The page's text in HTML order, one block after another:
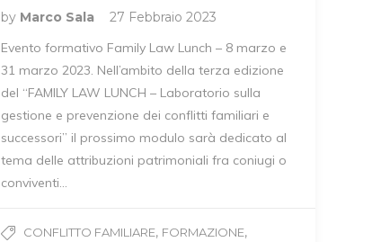
by Marco Sala
27 Febbraio 2023
Evento formativo Family Law Lunch – 8 marzo e
31 marzo 2023. Nell’ambito della terza edizione
del “FAMILY LAW LUNCH – Laboratorio sulla
gestione e prevenzione dei conflitti familiari e
successori” il prossimo modulo sarà dedicato al
tema delle attribuzioni patrimoniali fra coniugi o
conviventi…
CONFLITTO FAMILIARE, FORMAZIONE,